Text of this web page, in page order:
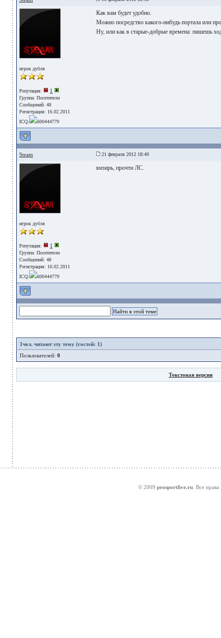
игрок дубля
Репутация: 1
Группа: Посетители
Сообщений: 48
Регистрация: 16.02.2011
ICQ:
600444779
Как вам будет удобно.
Можно посредство какого-нибудь портала или
Ну, или как в старые-добрые времена: пишешь
Steam 21 февраля 2012 18:40
игрок дубля
Репутация: 1
Группа: Посетители
Сообщений: 48
Регистрация: 16.02.2011
ICQ:
600444779
визирь, прочти ЛС.
1чел. читают эту тему (гостей: 1)
Пользователей: 0
Текстовая версия
© 2009 prosportlive.ru . Все